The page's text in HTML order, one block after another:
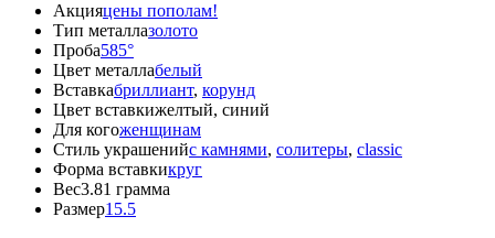
Акцияцены пополам!
Тип металлазолото
Проба585°
Цвет металлабелый
Вставкабриллиант, корунд
Цвет вставкижелтый, синий
Для когоженщинам
Стиль украшенийс камнями, солитеры, classic
Форма вставкикруг
Вес3.81 грамма
Размер15.5